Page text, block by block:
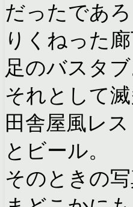
だったであ
りくねった
足のバスタ
それとして
田舎屋風レ
とビール。
そのときの